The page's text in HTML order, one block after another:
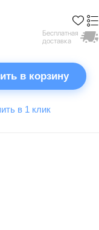
Бесплатная
доставка
в корзину
в 1 клик